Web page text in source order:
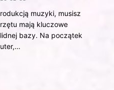
muzyki, musisz
mają kluczowe
bazy. Na początek